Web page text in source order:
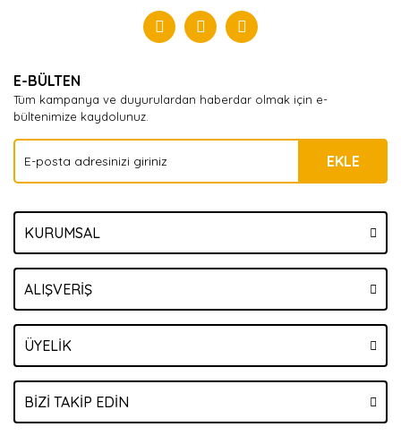
Yorum Yaz
E-BÜLTEN
Tüm kampanya ve duyurulardan haberdar olmak için e-
bültenimize kaydolunuz.
EKLE
KURUMSAL
ALIŞVERİŞ
ÜYELİK
BİZİ TAKİP EDİN